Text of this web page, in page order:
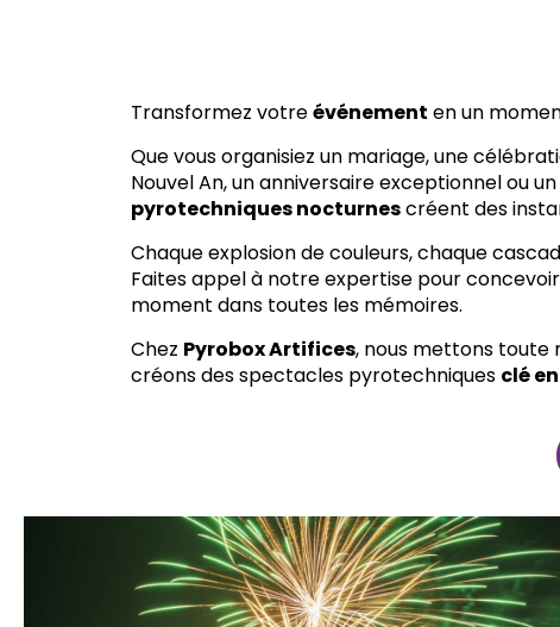
Transformez votreévénement en un
Que vous organisiez un mariage, une
Nouvel An, un anniversaire exceptionnel ou
pyrotechniques nocturnescréent des
Chaque explosion de couleurs, chaque
Faites appel à notre expertise pour
moment dans toutes les mémoires.
Chez Pyrobox Artifices, nous mettons toute
créons des spectacles pyrotechniques clé